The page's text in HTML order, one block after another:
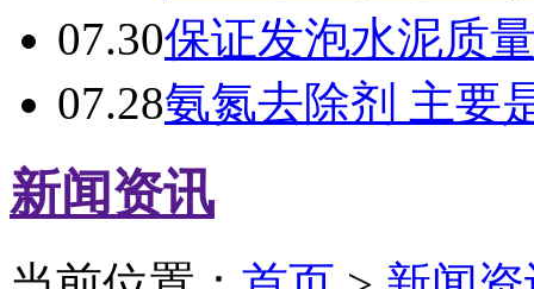
07.30保证发泡水泥质
07.28氨氮去除剂 主要
新闻资讯